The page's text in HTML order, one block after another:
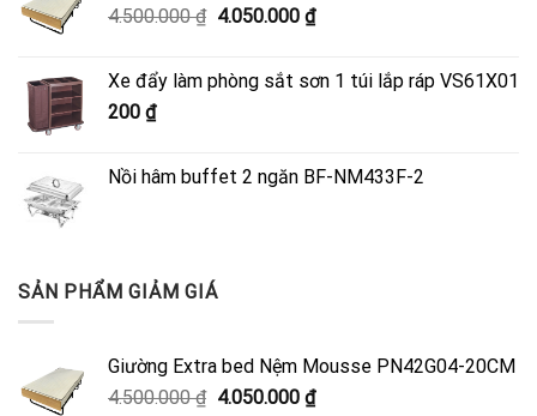
4.500.000₫ Giá
4.500.000 ₫.
4.050.000 ₫Giá
là:
Xe đẩy làm phòng sắt sơn 1 túi lắp ráp VS61X01
200 ₫
Nồi hâm buffet 2 ngăn BF-NM433F-2
SẢN PHẨM GIẢM GIÁ
Giường Extra bed Nệm Mousse PN42G04-20CM
4.500.000₫ Giá
4.050.000 ₫Giá